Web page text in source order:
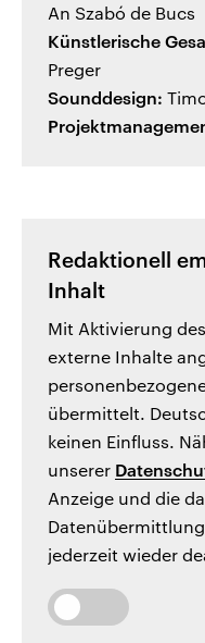
An Szabó de Bucs
Künstlerische
Preger
Sounddesign:
Redaktionell
Inhalt
Mit Aktivierung
externe Inhalte
übermittelt.
keinen Einfluss.
unserer
Anzeige und die
jederzeit wieder